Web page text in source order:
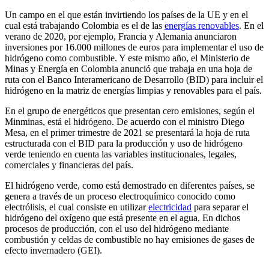
Un campo en el que están invirtiendo los países de la UE y en el
cual está trabajando Colombia es el de las energías renovables. En el
verano de 2020, por ejemplo, Francia y Alemania anunciaron
inversiones por 16.000 millones de euros para implementar el uso de
hidrógeno como combustible. Y este mismo año, el Ministerio de
Minas y Energía en Colombia anunció que trabaja en una hoja de
ruta con el Banco Interamericano de Desarrollo (BID) para incluir el
hidrógeno en la matriz de energías limpias y renovables para el país.
En el grupo de energéticos que presentan cero emisiones, según el
Minminas, está el hidrógeno. De acuerdo con el ministro Diego
Mesa, en el primer trimestre de 2021 se presentará la hoja de ruta
estructurada con el BID para la producción y uso de hidrógeno
verde teniendo en cuenta las variables institucionales, legales,
comerciales y financieras del país.
El hidrógeno verde, como está demostrado en diferentes países, se
genera a través de un proceso electroquímico conocido como
electrólisis, el cual consiste en utilizarelectricidad para separar el
hidrógeno del oxígeno que está presente en el agua. En dichos
procesos de producción, con el uso del hidrógeno mediante
combustión y celdas de combustible no hay emisiones de gases de
efecto invernadero (GEI).